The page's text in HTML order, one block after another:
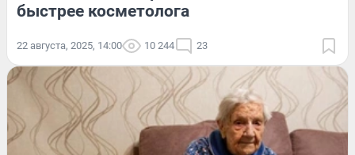
быстрее косметолога
22 августа, 2025, 14:00 10 244 23